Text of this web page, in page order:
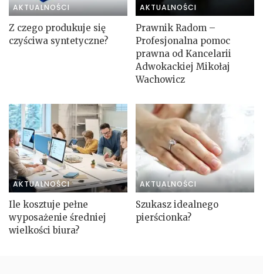
AKTUALNOŚCI
Z czego produkuje się
czyściwa syntetyczne?
AKTUALNOŚCI
Prawnik Radom –
Profesjonalna pomoc
prawna od Kancelarii
Adwokackiej Mikołaj
Wachowicz
AKTUALNOŚCI
Ile kosztuje pełne
wyposażenie średniej
wielkości biura?
AKTUALNOŚCI
Szukasz idealnego
pierścionka?